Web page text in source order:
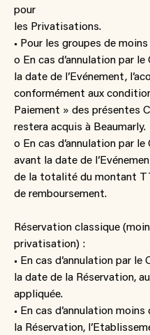
pour
les Privatisations.
• Pour les groupes de
o En cas d’annulation par
la date de l’Evénement,
conformément aux
Paiement » des présentes
restera acquis à Beaumarly.
o En cas d’annulation par
avant la date de
de la totalité du montant
de remboursement.
Réservation classique
privatisation) :
• En cas d’annulation par
la date de la Réservation,
appliquée.
• En cas d’annulation
la Réservation,